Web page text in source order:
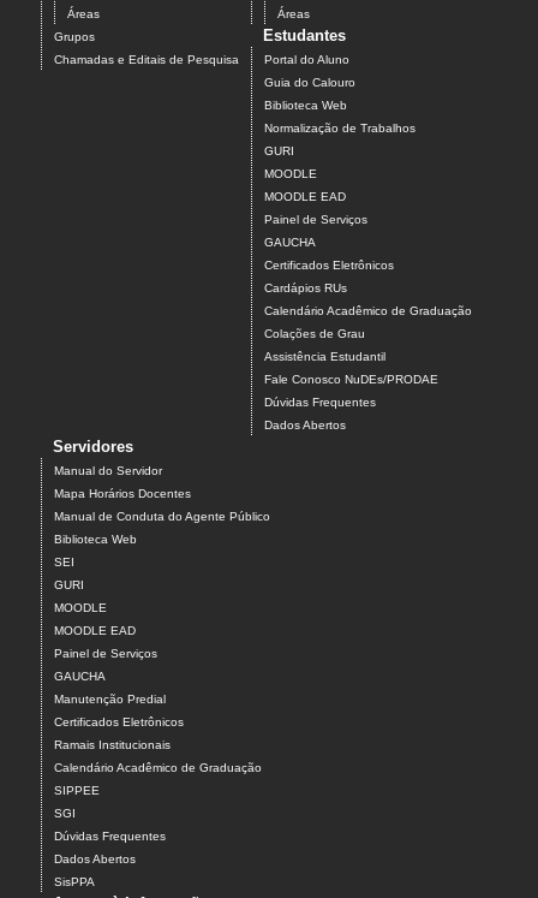
Áreas
Grupos
Chamadas e Editais de Pesquisa
Áreas
Estudantes
Portal do Aluno
Guia do Calouro
Biblioteca Web
Normalização de Trabalhos
GURI
MOODLE
MOODLE EAD
Painel de Serviços
GAUCHA
Certificados Eletrônicos
Cardápios RUs
Calendário Acadêmico de Graduação
Colações de Grau
Assistência Estudantil
Fale Conosco NuDEs/PRODAE
Dúvidas Frequentes
Dados Abertos
Servidores
Manual do Servidor
Mapa Horários Docentes
Manual de Conduta do Agente Público
Biblioteca Web
SEI
GURI
MOODLE
MOODLE EAD
Painel de Serviços
GAUCHA
Manutenção Predial
Certificados Eletrônicos
Ramais Institucionais
Calendário Acadêmico de Graduação
SIPPEE
SGI
Dúvidas Frequentes
Dados Abertos
SisPPA